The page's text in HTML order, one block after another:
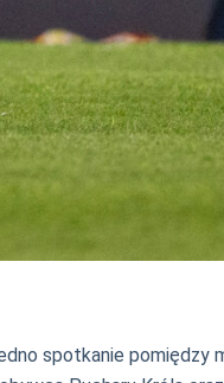
spotkanie